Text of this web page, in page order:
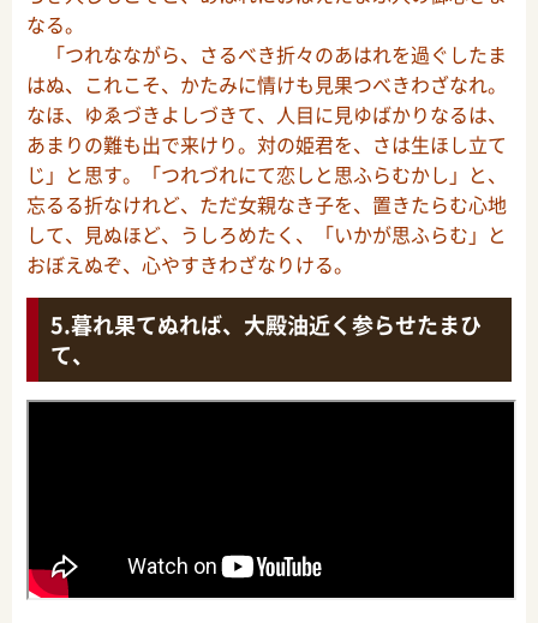
なる。
「つれなながら、さるべき折々のあはれを過ぐしたま
はぬ、これこそ、かたみに情けも見果つべきわざなれ。
なほ、ゆゑづきよしづきて、人目に見ゆばかりなるは、
あまりの難も出で来けり。対の姫君を、さは生ほし立て
じ」と思す。「つれづれにて恋しと思ふらむかし」と、
忘るる折なけれど、ただ女親なき子を、置きたらむ心地
して、見ぬほど、うしろめたく、「いかが思ふらむ」と
おぼえぬぞ、心やすきわざなりける。
暮れ果てぬれば、大殿油近く参らせたまひ
て、